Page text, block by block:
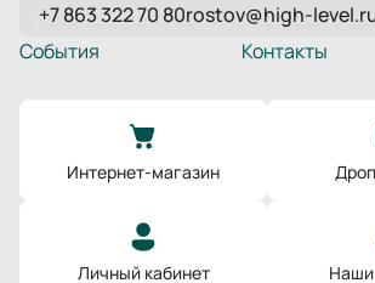
+7 863 322 70 80rostov@high-
События Контакты
Интернет-магазин
Личный кабинет Наши